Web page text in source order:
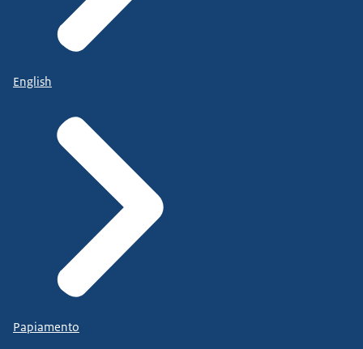
English
Papiamento